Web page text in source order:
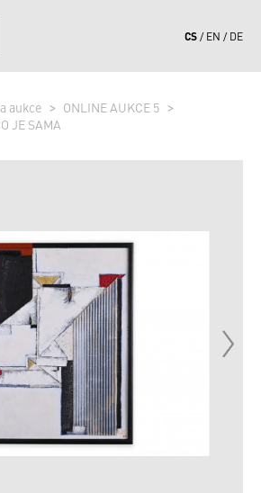
CS EN DE
aukce
ONLINE AUKCE 5
JE SAMA